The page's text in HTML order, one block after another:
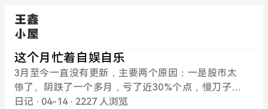
这个月忙着自娱自乐
3月至今一直没有更新，主要两个原因：一是股市太
惨了。阴跌了一个多月，亏了近30%个点，慢刀子割
肉，身心俱疲。虽说股市就是玩玩，留下的也是赚的
日记 · 04-14 · 2227 人浏览